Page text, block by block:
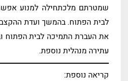
שמטרתם מלכתחילה למנוע
לבית הפתוח. בהמשך ועדת
עתירה מנהלית נוספת.
קריאה נוספת: